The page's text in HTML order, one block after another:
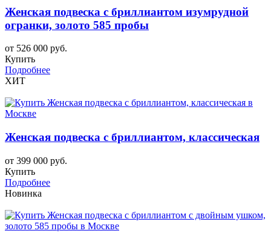
Женская подвеска с бриллиантом изумрудной
огранки, золото 585 пробы
от 526 000 руб.
Купить
Подробнее
ХИТ
Женская подвеска с бриллиантом, классическая
от 399 000 руб.
Купить
Подробнее
Новинка